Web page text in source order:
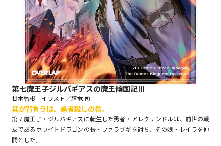
ロサージュノベルス
コミックガルド
コミッククリエ
第七魔王子ジルバギアスの魔王傾国記Ⅲ
甘木智彬 イラスト／輝竜 司
其が背負うは、勇者殺しの咎。
第７魔王子・ジルバギアスに転生した勇者・アレクサンドルは、前世の戦
友であるホワイトドラゴンの長・ファラヴギを討ち、その娘・レイラを仲
間とした。